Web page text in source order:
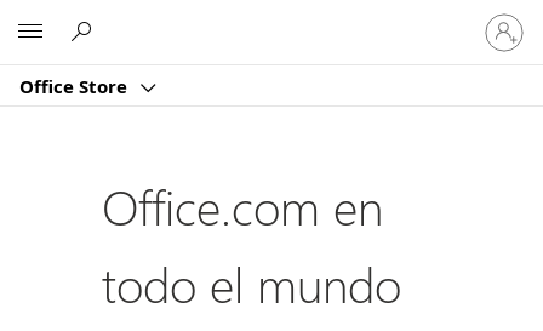
Office Store
Iniciar
sesión
en
cuenta
Office.com en
todo el mundo